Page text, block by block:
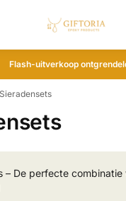
Flash-uitverkoop
Sieradensets
– De perfecte combinatie